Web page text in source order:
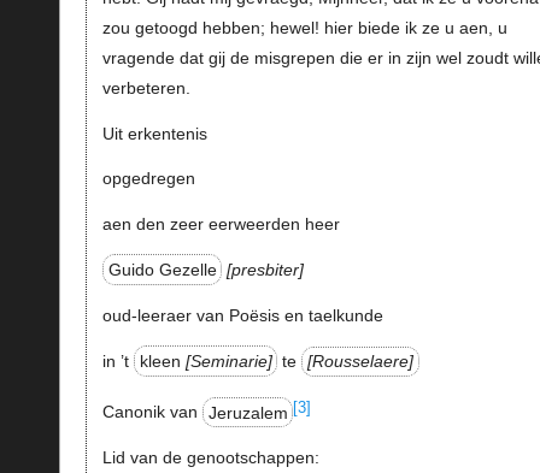
zou getoogd hebben; hewel! hier biede ik ze u aen, u
vragende dat gij de misgrepen die er in zijn wel zoudt
verbeteren.
Uit erkentenis
opgedregen
aen den zeer eerweerden heer
Guido Gezelle presbiter
oud-leeraer van Poësis en taelkunde
in ’t kleen Seminarie te Rousselaere
Canonik van Jeruzalem [3]
Lid van de genootschappen: